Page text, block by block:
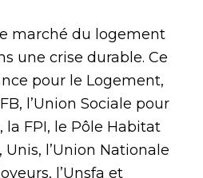
marché du logement
une crise durable. Ce
pour le Logement,
l’Union Sociale pour
la FPI, le Pôle Habitat
Unis, l’Union Nationale
l’Unsfa et